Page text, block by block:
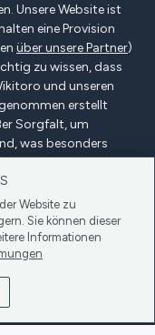
Website zu
Sie können dieser
Informationen
Unsere Website ist
eine Provision
über unsere Partner)
zu wissen, dass
und unseren
erstellt
Sorgfalt, um
was besonders